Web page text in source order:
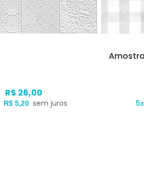
R$ 26,00
R$ 5,20 sem juros
Amostra
5x